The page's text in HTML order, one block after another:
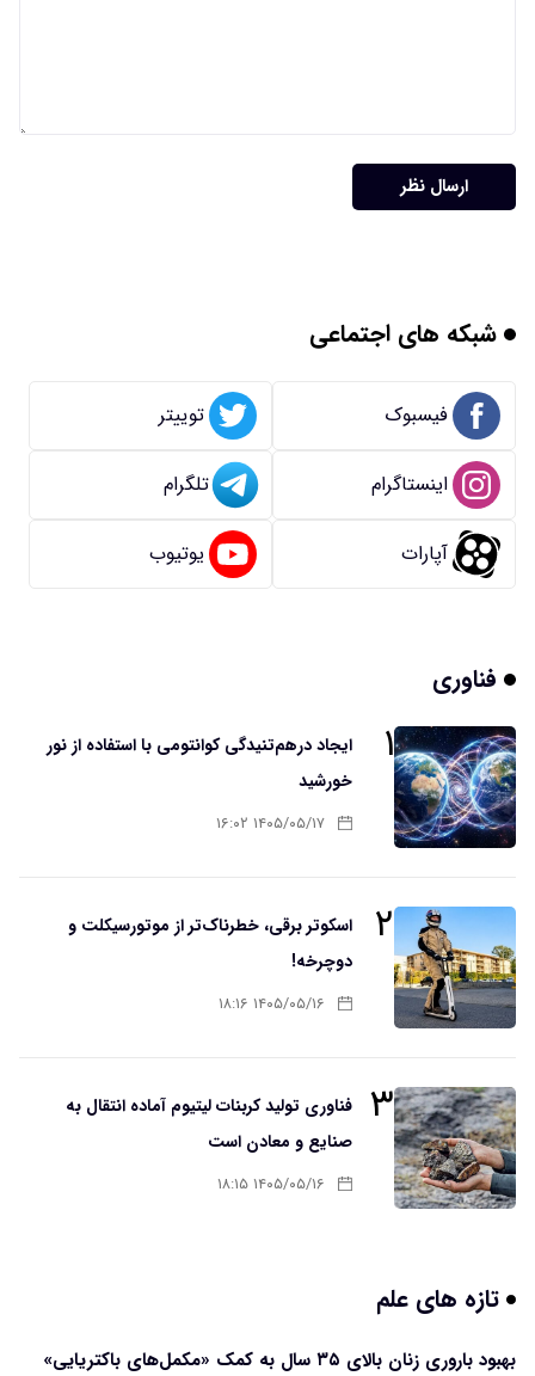
ارسال نظر
شبکه های اجتماعی
فیسبوک توییتر
اینستاگرام تلگرام
آپارات یوتیوب
فناوری
۱
ایجاد درهم‌تنیدگی کوانتومی با استفاده از نور
خورشید
۱۴۰۵/۰۵/۱۷ ۱۶:۰۲
۲
اسکوتر برقی، خطرناک‌تر از موتورسیکلت و
دوچرخه!
۱۴۰۵/۰۵/۱۶ ۱۸:۱۶
۳
فناوری تولید کربنات لیتیوم آماده انتقال به
صنایع و معادن است
۱۴۰۵/۰۵/۱۶ ۱۸:۱۵
تازه های علم
بهبود باروری زنان بالای ۳۵ سال به کمک «مکمل‌های باکتریایی»